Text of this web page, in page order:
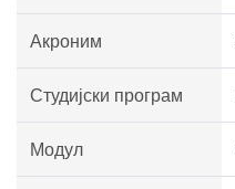
Акроним
Студијски програм
Модул